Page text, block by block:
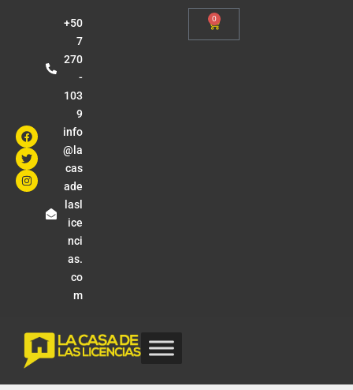
+50
7
270
-
103
9
info
@la
cas
ade
lasl
ice
nci
as.
co
m
0